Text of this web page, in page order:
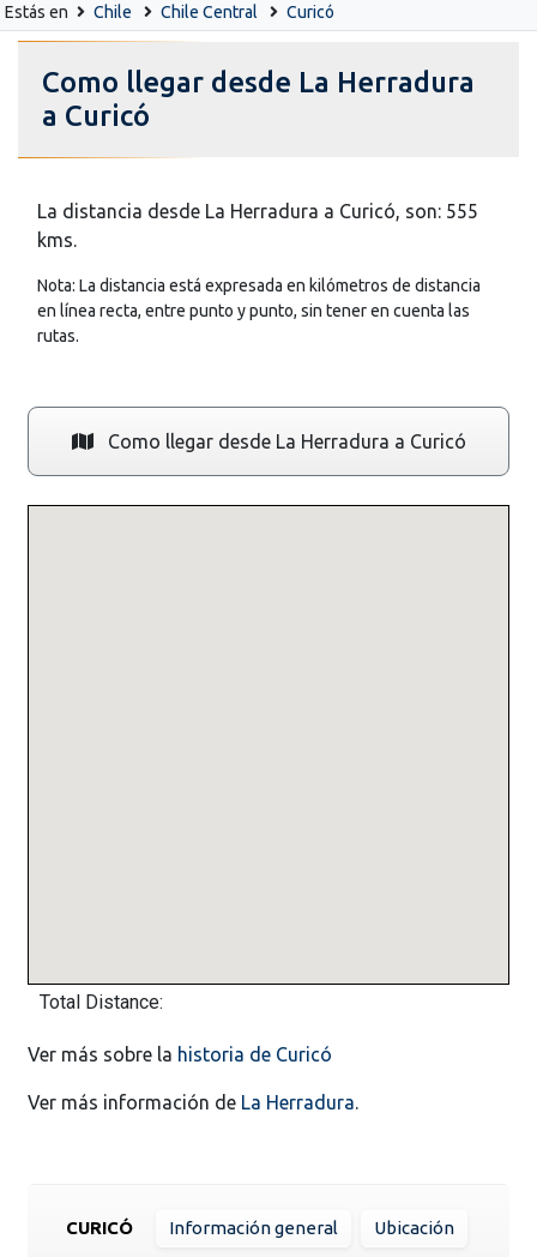
Estás en Chile Chile Central Curicó
Como llegar desde La Herradura
a Curicó
La distancia desde La Herradura a Curicó, son: 555
kms.
Nota: La distancia está expresada en kilómetros de distancia
en línea recta, entre punto y punto, sin tener en cuenta las
rutas.
Como llegar desde La Herradura a Curicó
Total Distance:
Ver más sobre la historia de Curicó
Ver más información de La Herradura.
CURICÓ Información general Ubicación